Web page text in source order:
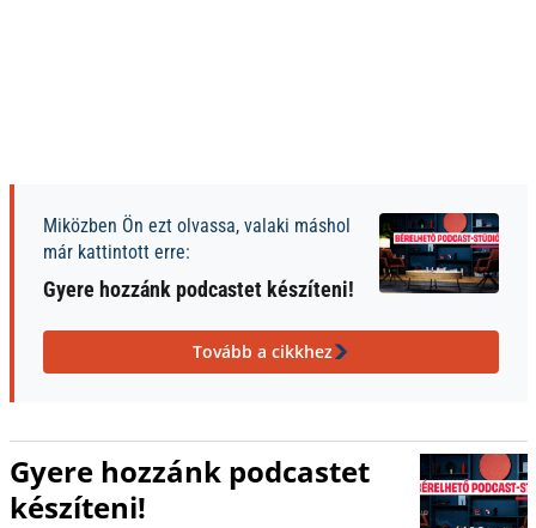
Miközben Ön ezt olvassa, valaki máshol
már kattintott erre:
Gyere hozzánk podcastet készíteni!
Tovább a cikkhez
Gyere hozzánk podcastet
készíteni!